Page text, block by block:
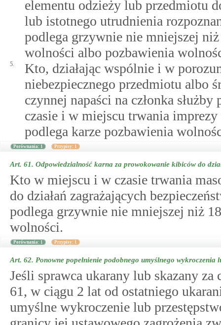
elementu odzieży lub przedmiotu
lub istotnego utrudnienia
podlega grzywnie nie mniejszej
wolności albo pozbawienia
5.
Kto, działając wspólnie i w
niebezpiecznego przedmiotu albo
czynnej napaści na członka
czasie i w miejscu trwania imprezy
podlega karze pozbawienia
Porównania: 1 Przypisy: 1
Art. 61. Odpowiedzialność karna za prowokowanie kibiców do
Kto w miejscu i w czasie trwania
do działań zagrażających
podlega grzywnie nie mniejszej niż
wolności.
Porównania: 1 Przypisy: 1
Art. 62. Ponowne popełnienie podobnego umyślnego wykroczenia
Jeśli sprawca ukarany lub skazany
61, w ciągu 2 lat od ostatniego
umyślne wykroczenie lub